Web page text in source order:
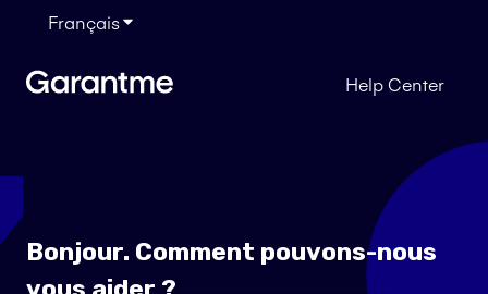
FrançaisAfficher le sous-menu pour les traductions
Help Center
Bonjour. Comment pouvons-nous